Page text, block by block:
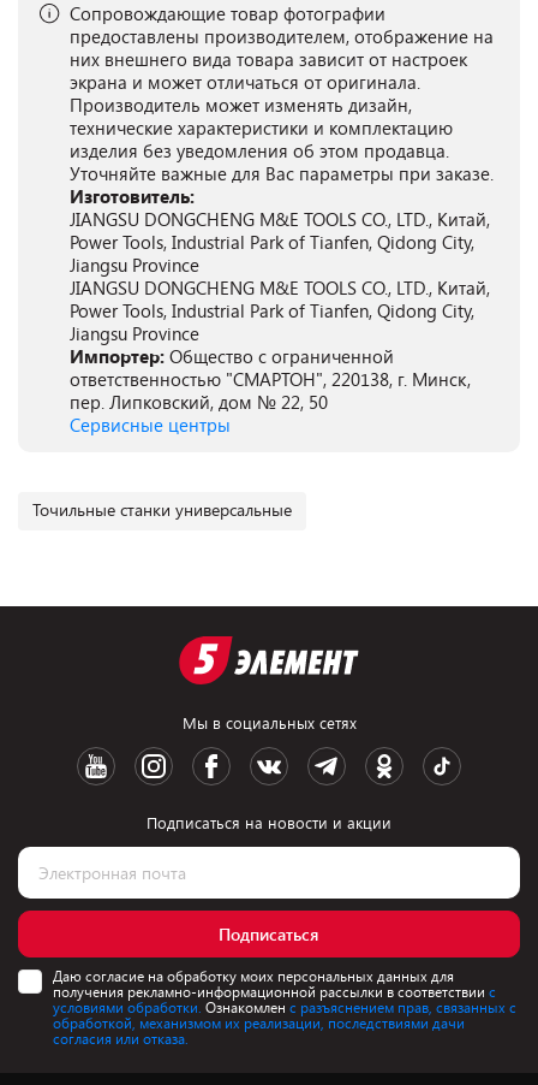
Сопровождающие товар фотографии
предоставлены производителем, отображение на
них внешнего вида товара зависит от настроек
экрана и может отличаться от оригинала.
Производитель может изменять дизайн,
технические характеристики и комплектацию
изделия без уведомления об этом продавца.
Уточняйте важные для Вас параметры при заказе.
Изготовитель:
JIANGSU DONGCHENG M&E TOOLS CO., LTD., Китай,
Power Tools, Industrial Park of Tianfen, Qidong City,
Jiangsu Province
JIANGSU DONGCHENG M&E TOOLS CO., LTD., Китай,
Power Tools, Industrial Park of Tianfen, Qidong City,
Jiangsu Province
Импортер: Общество с ограниченной
ответственностью "СМАРТОН", 220138, г. Минск,
пер. Липковский, дом № 22, 50
Сервисные центры
Точильные станки универсальные
Мы в социальных сетях
Подписаться на новости и акции
Подписаться
Даю согласие на обработку моих персональных данных для
получения рекламно-информационной рассылки в соответствии с
условиями обработки. Ознакомлен с разъяснением прав, связанных с
обработкой, механизмом их реализации, последствиями дачи
согласия или отказа.